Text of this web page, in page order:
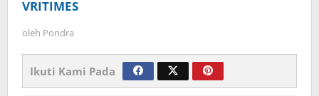
VRITIMES
oleh Pondra
Ikuti Kami Pada